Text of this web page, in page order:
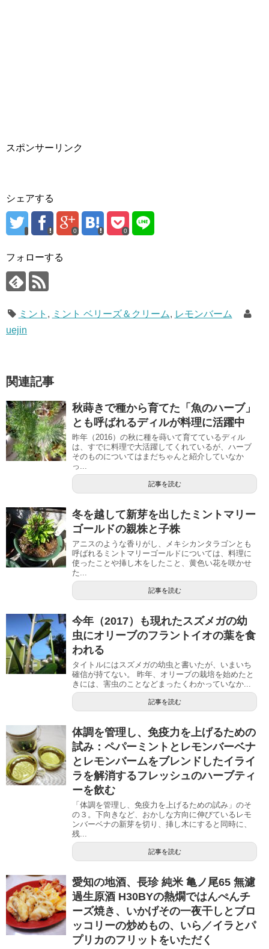
スポンサーリンク
シェアする
0 0
フォローする
ミント , ミント ベリーズ＆クリーム, レモンバーム
uejin
関連記事
秋蒔きで種から育てた「魚のハーブ」
とも呼ばれるディルが料理に活躍中
昨年（2016）の秋に種を蒔いて育てているディル
は、すでに料理で大活躍してくれているが、ハーブ
そのものについてはまだちゃんと紹介していなか
っ...
記事を読む
冬を越して新芽を出したミントマリー
ゴールドの親株と子株
アニスのような香りがし、メキシカンタラゴンとも
呼ばれるミントマリーゴールドについては、料理に
使ったことや挿し木をしたこと、黄色い花を咲かせ
た...
記事を読む
今年（2017）も現れたスズメガの幼
虫にオリーブのフラントイオの葉を食
われる
タイトルにはスズメガの幼虫と書いたが、いまいち
確信が持てない。 昨年、オリーブの栽培を始めたと
きには、害虫のことなどまったくわかっていなか...
記事を読む
体調を管理し、免疫力を上げるための
試み：ペパーミントとレモンバーベナ
とレモンバームをブレンドしたイライ
ラを解消するフレッシュのハーブティ
ーを飲む
「体調を管理し、免疫力を上げるための試み」のそ
の３。下向きなど、おかしな方向に伸びているレモ
ンバーベナの新芽を切り、挿し木にすると同時に、
残...
記事を読む
愛知の地酒、長珍 純米 亀ノ尾65 無濾
過生原酒 H30BYの熱燗ではんぺんチ
ーズ焼き、いかげその一夜干しとブロ
ッコリーの炒めもの、いら／イラとパ
プリカのフリットをいただく